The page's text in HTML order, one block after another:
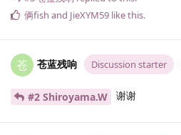
俩fish and JieXYM59 like this.
苍 苍蓝残响 Discussion starter
#2 Shiroyama.​W 谢谢